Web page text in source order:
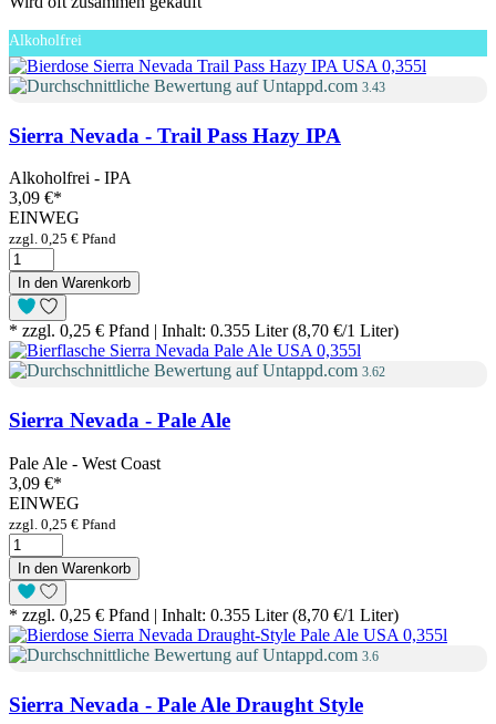
Alkoholfrei
3.43
Sierra Nevada - Trail Pass Hazy IPA
Alkoholfrei - IPA
3,09 €*
EINWEG
zzgl. 0,25 € Pfand
In den Warenkorb
* zzgl. 0,25 € Pfand | Inhalt: 0.355 Liter (8,70 €/1 Liter)
3.62
Sierra Nevada - Pale Ale
Pale Ale - West Coast
3,09 €*
EINWEG
zzgl. 0,25 € Pfand
In den Warenkorb
* zzgl. 0,25 € Pfand | Inhalt: 0.355 Liter (8,70 €/1 Liter)
3.6
Sierra Nevada - Pale Ale Draught Style